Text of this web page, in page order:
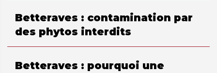
Betteraves : contamination par
des phytos interdits
Betteraves : pourquoi une